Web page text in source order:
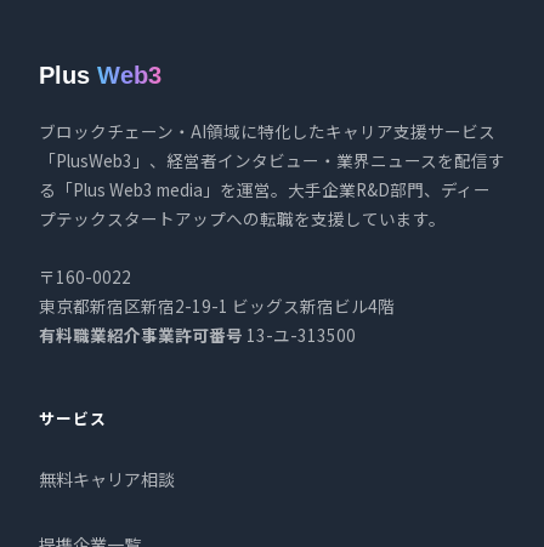
Plus Web3
ブロックチェーン・AI領域に特化したキャリア支援サービス
「PlusWeb3」、経営者インタビュー・業界ニュースを配信す
る「Plus Web3 media」を運営。大手企業R&D部門、ディー
プテックスタートアップへの転職を支援しています。
〒160-0022
東京都新宿区新宿2-19-1 ビッグス新宿ビル4階
有料職業紹介事業許可番号 13-ユ-313500
サービス
無料キャリア相談